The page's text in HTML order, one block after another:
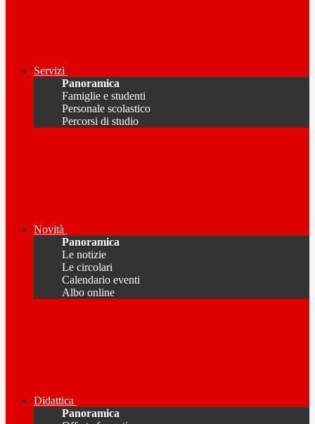
Servizi
Panoramica
Famiglie e studenti
Personale scolastico
Percorsi di studio
Novità
Panoramica
Le notizie
Le circolari
Calendario eventi
Albo online
Didattica
Panoramica